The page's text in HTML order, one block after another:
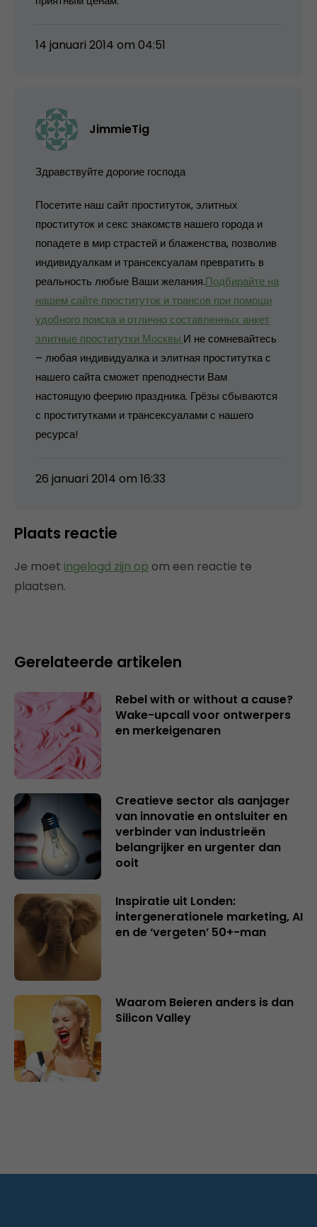
14 januari 2014 om 04:51
JimmieTig
Здравствуйте дорогие господа
Посетите наш сайт проституток, элитных
проституток и секс знакомств нашего города и
попадете в мир страстей и блаженства, позволив
индивидуалкам и трансексуалам превратить в
реальность любые Ваши желания.Подбирайте на
нашем сайте проституток и трансов при помощи
удобного поиска и отлично составленных анкет
элитные проститутки Москвы.И не сомневайтесь
– любая индивидуалка и элитная проститутка с
нашего сайта сможет преподнести Вам
настоящую феерию праздника. Грёзы сбываются
с проститутками и трансексуалами с нашего
ресурса!
26 januari 2014 om 16:33
Plaats reactie
Je moet ingelogd zijn op om een reactie te
plaatsen.
Gerelateerde artikelen
Rebel with or without a cause?
Wake-upcall voor ontwerpers
en merkeigenaren
Creatieve sector als aanjager
van innovatie en ontsluiter en
verbinder van industrieën
belangrijker en urgenter dan
ooit
Inspiratie uit Londen:
intergenerationele marketing, AI
en de ‘vergeten’ 50+-man
Waarom Beieren anders is dan
Silicon Valley